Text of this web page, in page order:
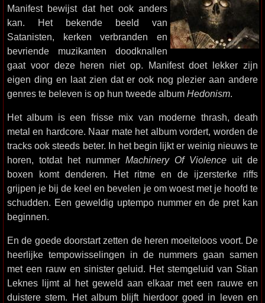
Manifest bewijst dat het ook anders
kan. Het bekende beeld van
Satanisten, kerken verbranden en
bevriende muzikanten doodknallen
gaat voor deze heren niet op. Manifest doet lekker zijn
eigen ding en laat zien dat er ook nog plezier aan andere
genres te beleven is op hun tweede album Hedonism.
Het album is een frisse mix van moderne thrash, death
metal en hardcore. Naar mate het album vordert, worden de
tracks ook steeds beter. In het begin lijkt er weinig nieuws te
horen, totdat het nummer Machinery Of Violence uit de
boxen komt denderen. Het ritme en de ijzersterke riffs
grijpen je bij de keel en bevelen je om woest met je hoofd te
schudden. Een geweldig uptempo nummer en de pret kan
beginnen.
En de goede doorstart zetten de heren moeiteloos voort. De
heerlijke tempowisselingen in de nummers gaan samen
met een rauw en sinister geluid. Het stemgeluid van Stian
Leknes lijmt al het geweld aan elkaar met een rauwe en
duistere stem. Het album blijft hierdoor goed in leven en